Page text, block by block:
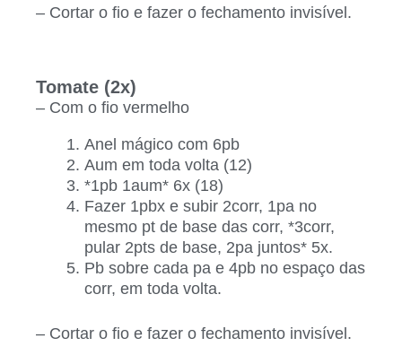
– Cortar o fio e fazer o fechamento invisível.
Tomate (2x)
– Com o fio vermelho
Anel mágico com 6pb
Aum em toda volta (12)
*1pb 1aum* 6x (18)
Fazer 1pbx e subir 2corr, 1pa no
mesmo pt de base das corr, *3corr,
pular 2pts de base, 2pa juntos* 5x.
Pb sobre cada pa e 4pb no espaço das
corr, em toda volta.
– Cortar o fio e fazer o fechamento invisível.